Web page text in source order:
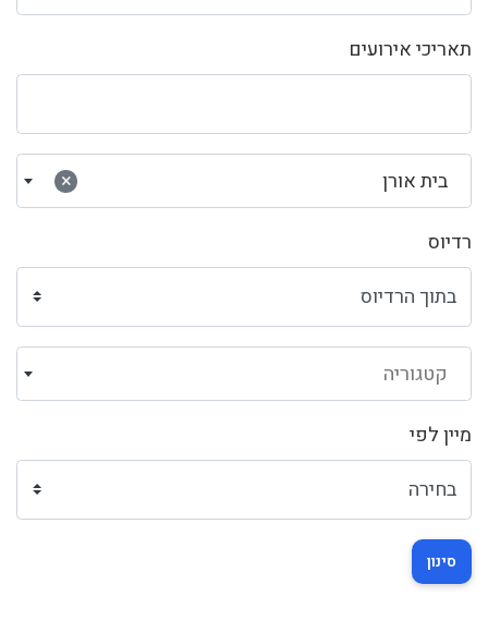
תאריכי אירועים
× בית אורן
רדיוס
קטגוריה
מיין לפי
סינון